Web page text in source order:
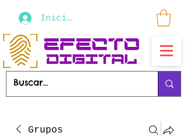
Iniciar sesión
Grupos